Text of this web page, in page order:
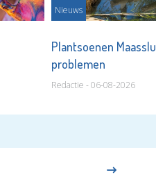
Nieuws
Plantsoenen
problemen
Redactie - 06-08-2026